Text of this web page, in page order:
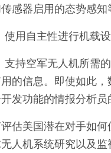
感器启用的态势感
使用自主性进行机载
支持空军无人机所需
的信息。即使如此
发功能的情报分析员
估美国潜在对手如
人机系统研究以及